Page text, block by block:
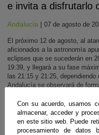
e invita a disfrutarlo
Andalucía | 07 de agosto de
El próximo 12 de agosto, al
aficionados a la astronomía
eclipses que se sucederán en
19:39, y llegará a su fase
las 21:15 y 21:25,
Andalucía se observará de
gafas homologadas, evitar
de sol convencionales,
debidamente equipados con
lugares abiertos y seguros,
Con su acuerdo, usamos
almacenar, acceder y
en este sitio web. Puede
procesamiento de datos